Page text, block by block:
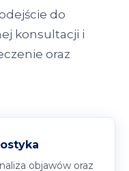
do
konsultacji i
oraz
objawów oraz